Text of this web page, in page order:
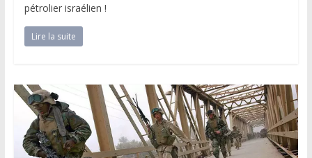
pétrolier israélien !
Lire la suite